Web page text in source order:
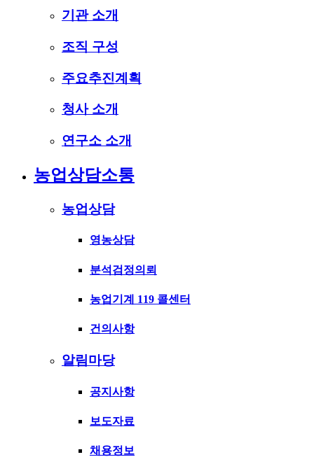
기관 소개
조직 구성
주요추진계획
청사 소개
연구소 소개
농업상담소통
농업상담
영농상담
분석검정의뢰
농업기계 119 콜센터
건의사항
알림마당
공지사항
보도자료
채용정보